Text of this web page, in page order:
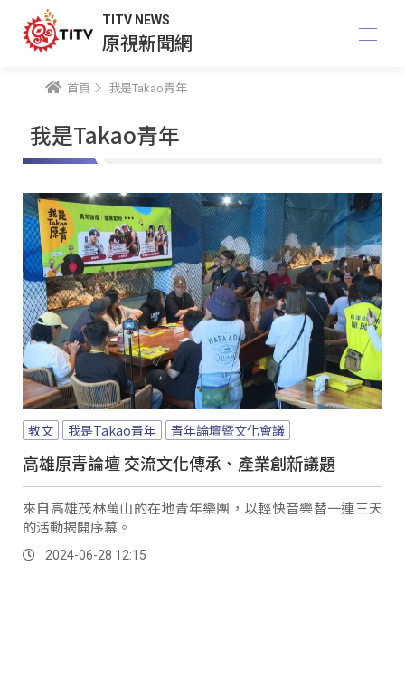
TITV NEWS
原視新聞網
首頁 我是Takao青年
我是Takao青年
教文 我是Takao青年 青年論壇暨文化會議
高雄原青論壇 交流文化傳承、產業創新議題
來自高雄茂林萬山的在地青年樂團，以輕快音樂替一連三天
的活動揭開序幕。
2024-06-28 12:15